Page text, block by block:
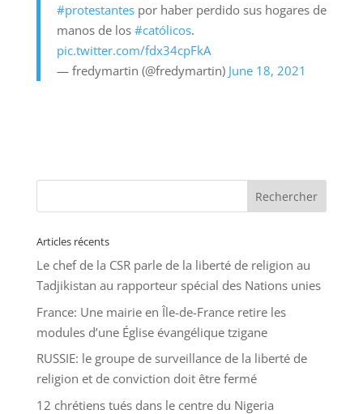
#protestantespor haber perdido sus hogares de
manos de los #católicos.
pic.twitter.com/fdx34cpFkA
— fredymartin (@fredymartin) June 18, 2021
Articles récents
Le chef de la CSR parle de la liberté de religion au
Tadjikistan au rapporteur spécial des Nations unies
France: Une mairie en Île-de-France retire les
modules d’une Église évangélique tzigane
RUSSIE: le groupe de surveillance de la liberté de
religion et de conviction doit être fermé
12 chrétiens tués dans le centre du Nigeria